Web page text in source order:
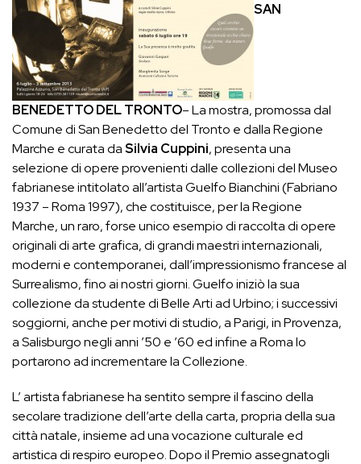
SAN
BENEDETTO DEL TRONTO– La mostra, promossa dal
Comune di San Benedetto del Tronto e dalla Regione
Marche e curata daSilvia Cuppini, presenta una
selezione di opere provenienti dalle collezioni del Museo
fabrianese intitolato all’artista Guelfo Bianchini (Fabriano
1937 – Roma 1997), che costituisce, per la Regione
Marche, un raro, forse unico esempio di raccolta di opere
originali di arte grafica, di grandi maestri internazionali,
moderni e contemporanei, dall’impressionismo francese al
Surrealismo, fino ai nostri giorni. Guelfo iniziò la sua
collezione da studente di Belle Arti ad Urbino; i successivi
soggiorni, anche per motivi di studio, a Parigi, in Provenza,
a Salisburgo negli anni ’50 e ’60 ed infine a Roma lo
portarono ad incrementare la Collezione.
L’ artista fabrianese ha sentito sempre il fascino della
secolare tradizione dell’arte della carta, propria della sua
città natale, insieme ad una vocazione culturale ed
artistica di respiro europeo. Dopo il Premio assegnatogli